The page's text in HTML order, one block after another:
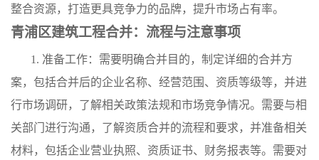
整合资源，打造更具竞争力的品牌，提升市场占有率。
青浦区建筑工程合并：流程与注意事项
1. 准备工作：需要明确合并目的，制定详细的合并方
案，包括合并后的企业名称、经营范围、资质等级等，并进
行市场调研，了解相关政策法规和市场竞争情况。需要与相
关部门进行沟通，了解资质合并的流程和要求，并准备相关
材料，包括企业营业执照、资质证书、财务报表等。需要对